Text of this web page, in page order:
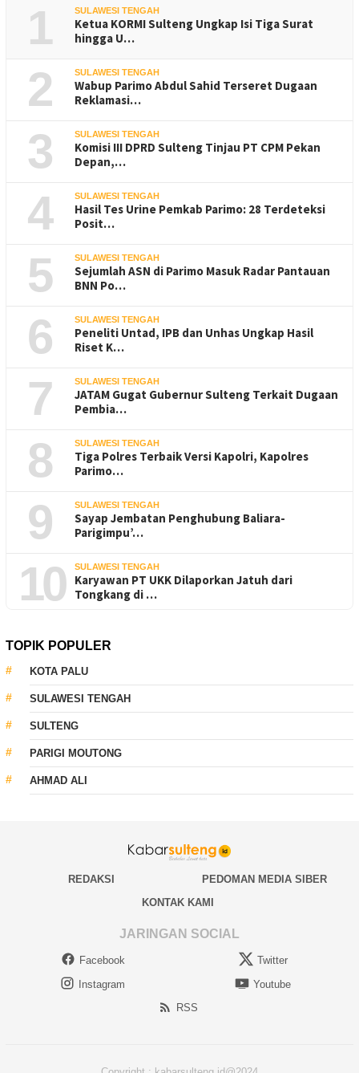
1 SULAWESI TENGAH
Ketua KORMI Sulteng Ungkap Isi Tiga Surat
hingga U…
2 SULAWESI TENGAH
Wabup Parimo Abdul Sahid Terseret Dugaan
Reklamasi…
3 SULAWESI TENGAH
Komisi III DPRD Sulteng Tinjau PT CPM Pekan
Depan,…
4 SULAWESI TENGAH
Hasil Tes Urine Pemkab Parimo: 28 Terdeteksi
Posit…
5 SULAWESI TENGAH
Sejumlah ASN di Parimo Masuk Radar Pantauan
BNN Po…
6 SULAWESI TENGAH
Peneliti Untad, IPB dan Unhas Ungkap Hasil
Riset K…
7 SULAWESI TENGAH
JATAM Gugat Gubernur Sulteng Terkait Dugaan
Pembia…
8 SULAWESI TENGAH
Tiga Polres Terbaik Versi Kapolri, Kapolres
Parimo…
9 SULAWESI TENGAH
Sayap Jembatan Penghubung Baliara-
Parigimpu’…
10 SULAWESI TENGAH
Karyawan PT UKK Dilaporkan Jatuh dari
Tongkang di …
TOPIK POPULER
KOTA PALU
SULAWESI TENGAH
SULTENG
PARIGI MOUTONG
AHMAD ALI
REDAKSI
PEDOMAN MEDIA SIBER
KONTAK KAMI
JARINGAN SOCIAL
Facebook
Twitter
Instagram
Youtube
RSS